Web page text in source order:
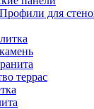
Профили для
террас